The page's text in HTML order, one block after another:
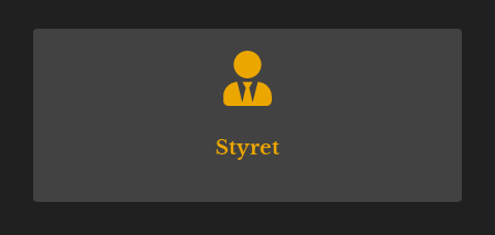
Styret